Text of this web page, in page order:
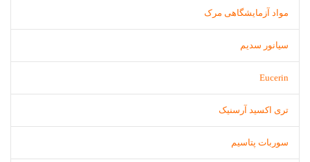
مواد آزمایشگاهی مرک
سیانور سدیم
Eucerin
تری اکسید آرسنیک
سوربات پتاسیم